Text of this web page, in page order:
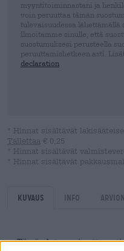
myyntitoiminnastani ja
voin peruuttaa tämän
tulevaisuudessa lähettämällä
Ilmoitamme sinulle, että
suostumuksesi perusteella
peruuttamishetkeen asti.
declaration
* Hinnat sisältävät
Tallettaa € 0,25
* Hinnat sisältävät
* Hinnat sisältävät
Kuvaus Info
Tämä olut on nimetty